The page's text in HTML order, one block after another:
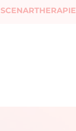
SCENARTHERAPIE